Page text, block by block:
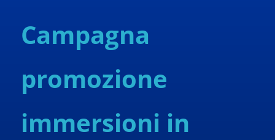
Campagna
promozione
immersioni in